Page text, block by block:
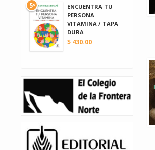
ENCUENTRA TU
PERSONA
VITAMINA / TAPA
DURA
$ 430.00
5º